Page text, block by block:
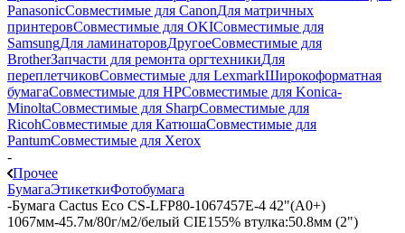
PanasonicСовместимые для CanonДля матричных
принтеровСовместимые для OKIСовместимые для
SamsungДля ламинаторовДругоеСовместимые для
BrotherЗапчасти для ремонта оргтехникиДля
переплетчиковСовместимые для LexmarkШирокоформатная
бумагаСовместимые для HPСовместимые для Konica-
MinoltaСовместимые для SharpСовместимые для
RicohСовместимые для КатюшаСовместимые для
PantumСовместимые для Xerox
-
Прочее
БумагаЭтикеткиФотобумага
-Бумага Cactus Eco CS-LFP80-1067457E-4 42"(A0+)
1067мм-45.7м/80г/м2/белый CIE155% втулка:50.8мм (2")